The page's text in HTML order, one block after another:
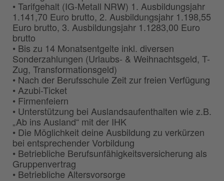
• Tarifgehalt (IG-Metall NRW) 1. Ausbildungsjahr
1.141,70 Euro brutto, 2. Ausbildungsjahr 1.198,55
Euro brutto, 3. Ausbildungsjahr 1.1283,00 Euro
brutto
• Bis zu 14 Monatsentgelte inkl. diversen
Sonderzahlungen (Urlaubs- & Weihnachtsgeld, T-
Zug, Transformationsgeld)
• Nach der Berufsschule Zeit zur freien Verfügung
• Azubi-Ticket
• Firmenfeiern
• Unterstützung bei Auslandsaufenthalten wie z.B.
„Ab ins Ausland“ mit der IHK
• Die Möglichkeit deine Ausbildung zu verkürzen
bei entsprechender Vorbildung
• Betriebliche Berufsunfähigkeitsversicherung als
Gruppenvertrag
• Betriebliche Altersvorsorge